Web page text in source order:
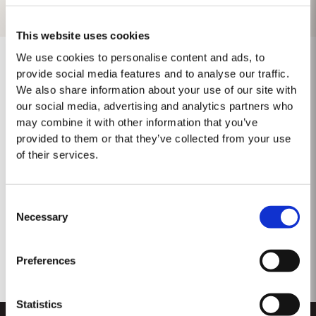
This website uses cookies
We use cookies to personalise content and ads, to
provide social media features and to analyse our traffic.
We also share information about your use of our site with
our social media, advertising and analytics partners who
may combine it with other information that you’ve
provided to them or that they’ve collected from your use
of their services.
Selection
Necessary
Preferences
Statistics
1975 SINGLE HARVEST
Taylor's ist stolz darauf, den 1975 Single Harvest Port vorzustellen, die
neueste Ergänzung unserer prestigeträchtigen Kollektion von 50 Jahre
alten Single Harvest Ports. Diese limitierte Auflage, die fünf Jahrzehnte